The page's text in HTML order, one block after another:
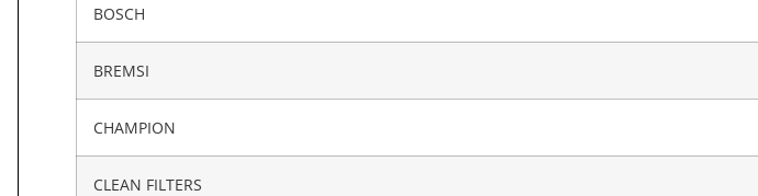
BOSCH
BREMSI
CHAMPION
CLEAN FILTERS